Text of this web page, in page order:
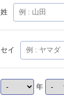
姓
セイ
年